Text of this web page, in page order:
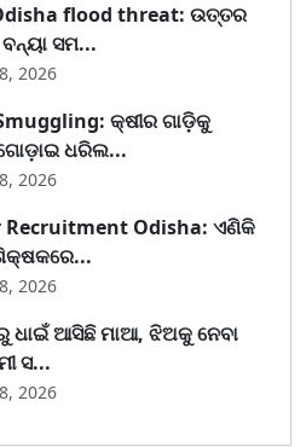
flood threat: ଉତ୍ତର
ସମ...
2026
କ୍ଷୀର ଗାଡ଼ିକୁ
ଧରିଲ...
2026
Recruitment Odisha: ଏଣିକି
2026
ଧାଇଁ ଆସିଛି ମାଆ, ଝିଅକୁ ନେବା
ସ...
2026